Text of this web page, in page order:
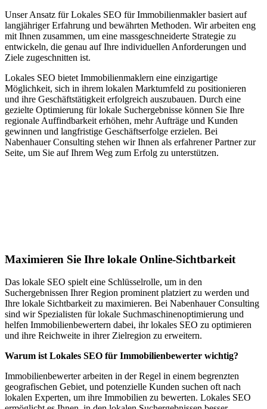
Unser Ansatz für Lokales SEO für Immobilienmakler basiert auf
langjähriger Erfahrung und bewährten Methoden. Wir arbeiten eng
mit Ihnen zusammen, um eine massgeschneiderte Strategie zu
entwickeln, die genau auf Ihre individuellen Anforderungen und
Ziele zugeschnitten ist.
Lokales SEO bietet Immobilienmaklern eine einzigartige
Möglichkeit, sich in ihrem lokalen Marktumfeld zu positionieren
und ihre Geschäftstätigkeit erfolgreich auszubauen. Durch eine
gezielte Optimierung für lokale Suchergebnisse können Sie Ihre
regionale Auffindbarkeit erhöhen, mehr Aufträge und Kunden
gewinnen und langfristige Geschäftserfolge erzielen. Bei
Nabenhauer Consulting stehen wir Ihnen als erfahrener Partner zur
Seite, um Sie auf Ihrem Weg zum Erfolg zu unterstützen.
Maximieren Sie Ihre lokale Online-Sichtbarkeit
Das lokale SEO spielt eine Schlüsselrolle, um in den
Suchergebnissen Ihrer Region prominent platziert zu werden und
Ihre lokale Sichtbarkeit zu maximieren. Bei Nabenhauer Consulting
sind wir Spezialisten für lokale Suchmaschinenoptimierung und
helfen Immobilienbewertern dabei, ihr lokales SEO zu optimieren
und ihre Reichweite in ihrer Zielregion zu erweitern.
Warum ist Lokales SEO für Immobilienbewerter wichtig?
Immobilienbewerter arbeiten in der Regel in einem begrenzten
geografischen Gebiet, und potenzielle Kunden suchen oft nach
lokalen Experten, um ihre Immobilien zu bewerten. Lokales SEO